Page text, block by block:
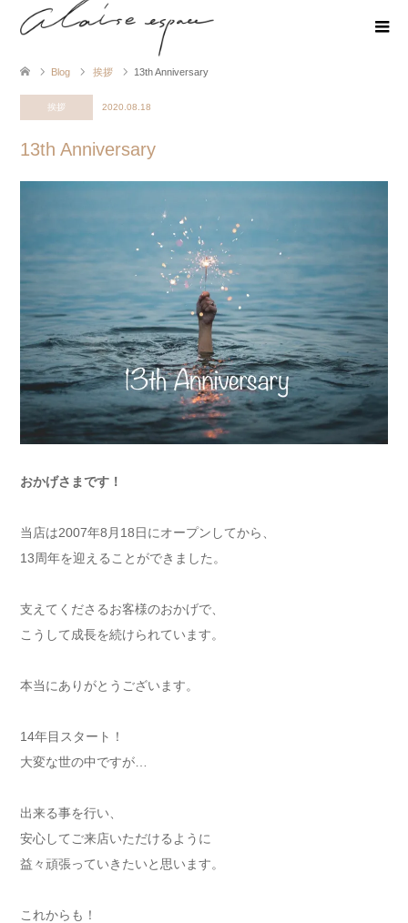
Blog 挨拶 13th Anniversary
挨拶 2020.08.18
13th Anniversary
おかげさまです！
当店は2007年8月18日にオープンしてから、
13周年を迎えることができました。
支えてくださるお客様のおかげで、
こうして成長を続けられています。
本当にありがとうございます。
14年目スタート！
大変な世の中ですが…
出来る事を行い、
安心してご来店いただけるように
益々頑張っていきたいと思います。
これからも！